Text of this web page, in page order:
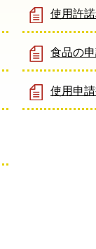
使用許
食品の
使用申